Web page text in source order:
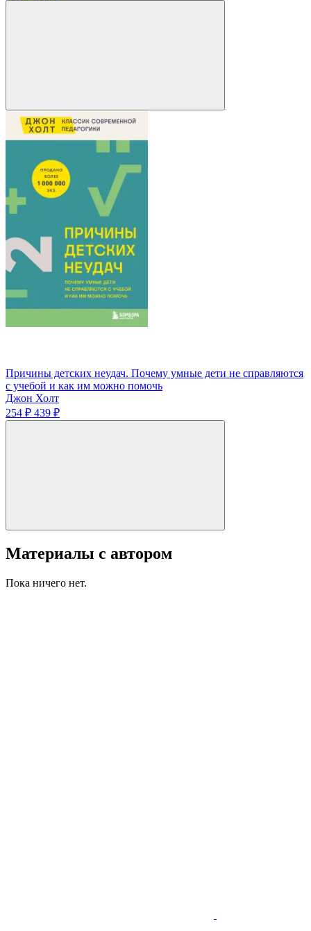
Причины детских неудач. Почему умные дети не справляются
с учебой и как им можно помочь
Джон Холт
254 ₽ 439 ₽
Материалы с автором
Пока ничего нет.